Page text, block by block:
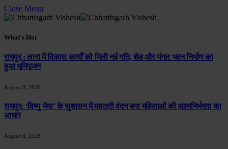
Close Menu
What's Hot
रायपुर : लारा में विकास कार्यों को मिली नई गति, शेड और मंगल भवन निर्माण का
हुआ भूमिपूजन
August 8, 2026
रायपुर: ‘विष्णु भैया’ के सुशासन में महतारी वंदन बना महिलाओं की आत्मनिर्भरता का
आधार
August 8, 2026